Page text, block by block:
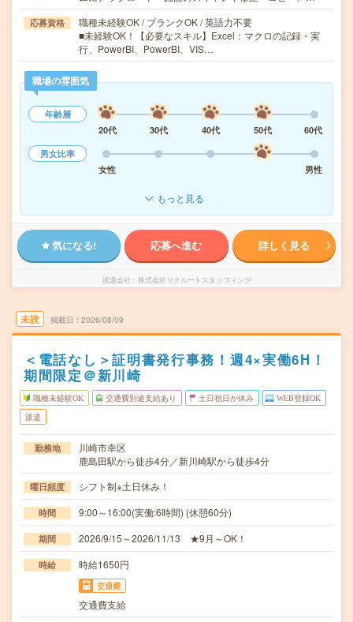
応募資格
職種未経験OK / ブランクOK / 英語力不要
■未経験OK！【必要なスキル】Excel：マクロの記録・実
行、PowerBI、PowerBI、VIS…
職場の雰囲気
年齢層
20代
30代 40代 50代
60代
男女比率
女性
男性
もっと見る
気になる! 応募へ進む 詳しく見る
派遣会社 株式会社リクルートスタッフィング
未読 掲載日 2026/08/09
＜電話なし＞証明書発行事務！週4×実働6H！
期間限定＠新川崎
職種未経験OK 交通費別途支給あり 土日祝日が休み WEB登録OK
派遣
勤務地
川崎市幸区
鹿島田駅から徒歩4分／新川崎駅から徒歩4分
曜日頻度 シフト制※土日休み！
時間 9:00～16:00(実働:6時間) (休憩60分)
期間 2026/9/15～2026/11/13 ★9月～OK！
時給 時給1650円
交通費
交通費支給